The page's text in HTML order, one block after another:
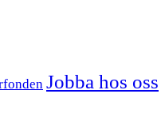
Jobba hos oss